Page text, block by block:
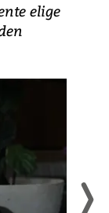
elige